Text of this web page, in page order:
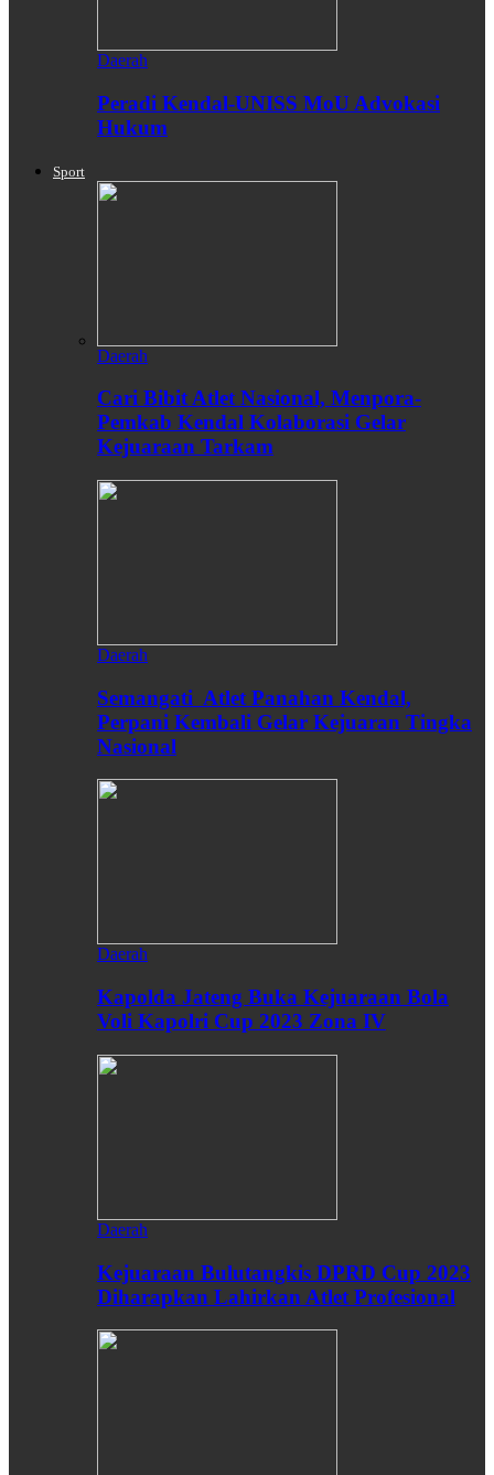
Daerah
Peradi Kendal-UNISS MoU Advokasi
Hukum
Sport
Daerah
Cari Bibit Atlet Nasional, Menpora-
Pemkab Kendal Kolaborasi Gelar
Kejuaraan Tarkam
Daerah
Semangati Atlet Panahan Kendal,
Perpani Kembali Gelar Kejuaran Tingka
Nasional
Daerah
Kapolda Jateng Buka Kejuaraan Bola
Voli Kapolri Cup 2023 Zona IV
Daerah
Kejuaraan Bulutangkis DPRD Cup 2023
Diharapkan Lahirkan Atlet Profesional